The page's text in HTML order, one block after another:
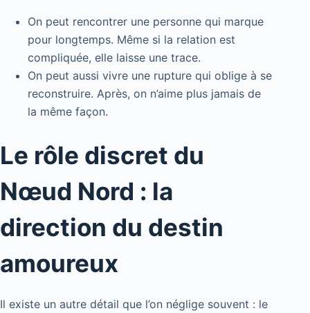
On peut rencontrer une personne qui marque
pour longtemps. Même si la relation est
compliquée, elle laisse une trace.
On peut aussi vivre une rupture qui oblige à se
reconstruire. Après, on n’aime plus jamais de
la même façon.
Le rôle discret du
Nœud Nord : la
direction du destin
amoureux
Il existe un autre détail que l’on néglige souvent : le